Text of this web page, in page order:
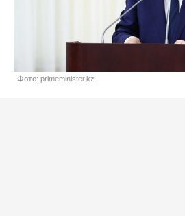
Фото: primeminister.kz